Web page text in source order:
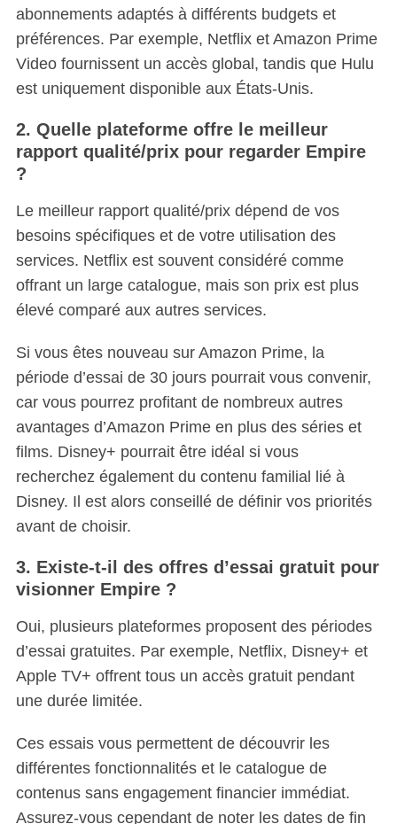
abonnements adaptés à différents budgets et
préférences. Par exemple, Netflix et Amazon Prime
Video fournissent un accès global, tandis que Hulu
est uniquement disponible aux États-Unis.
2. Quelle plateforme offre le meilleur
rapport qualité/prix pour regarder Empire
?
Le meilleur rapport qualité/prix dépend de vos
besoins spécifiques et de votre utilisation des
services. Netflix est souvent considéré comme
offrant un large catalogue, mais son prix est plus
élevé comparé aux autres services.
Si vous êtes nouveau sur Amazon Prime, la
période d’essai de 30 jours pourrait vous convenir,
car vous pourrez profitant de nombreux autres
avantages d’Amazon Prime en plus des séries et
films. Disney+ pourrait être idéal si vous
recherchez également du contenu familial lié à
Disney. Il est alors conseillé de définir vos priorités
avant de choisir.
3. Existe-t-il des offres d’essai gratuit pour
visionner Empire ?
Oui, plusieurs plateformes proposent des périodes
d’essai gratuites. Par exemple, Netflix, Disney+ et
Apple TV+ offrent tous un accès gratuit pendant
une durée limitée.
Ces essais vous permettent de découvrir les
différentes fonctionnalités et le catalogue de
contenus sans engagement financier immédiat.
Assurez-vous cependant de noter les dates de fin